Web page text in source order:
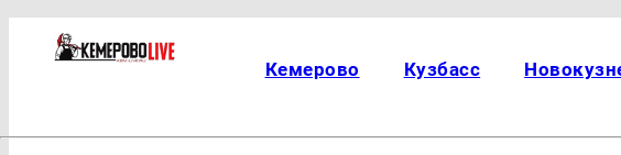
Кемерово Кузбасс